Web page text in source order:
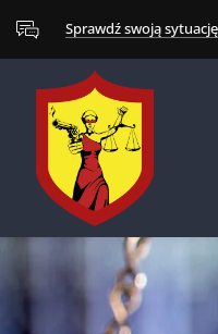
Sprawdź swoją sytuację